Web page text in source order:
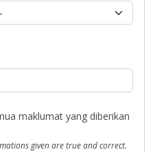
maklumat yang diberikan
given are true and correct.